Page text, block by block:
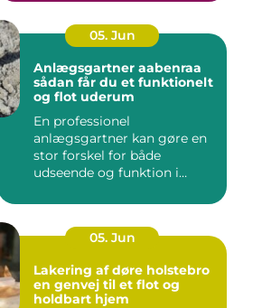
05. Jun
Anlægsgartner aabenraa
sådan får du et funktionelt
og flot uderum
En professionel
anlægsgartner kan gøre en
stor forskel for både
udseende og funktion i
05. Jun
Lakering af døre holstebro
en genvej til et flot og
holdbart hjem